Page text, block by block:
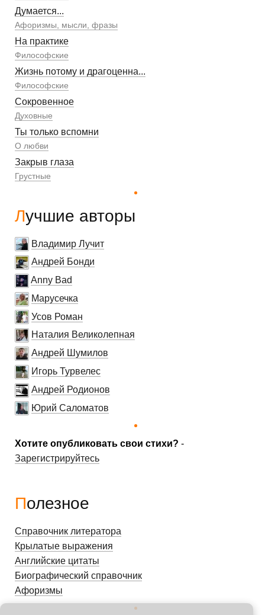
Думается...
Афоризмы, мысли, фразы
На практике
Философские
Жизнь потому и драгоценна...
Философские
Сокровенное
Духовные
Ты только вспомни
О любви
Закрыв глаза
Грустные
Лучшие авторы
Владимир Лучит
Андрей Бонди
Anny Bad
Марусечка
Усов Роман
Наталия Великолепная
Андрей Шумилов
Игорь Турвелес
Андрей Родионов
Юрий Саломатов
Хотите опубликовать свои стихи? -
Зарегистрируйтесь
Полезное
Справочник литератора
Крылатые выражения
Английские цитаты
Биографический справочник
Афоризмы